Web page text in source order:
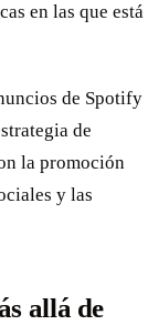
en las que está
de Spotify
de
la promoción
y las
allá de